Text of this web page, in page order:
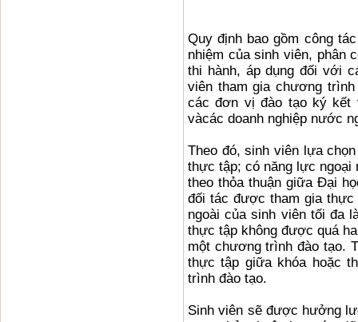
Quy định bao gồm công
nhiệm của sinh viên, phân
thi hành, áp dụng đối với
viên tham gia chương
các đơn vị đào tạo ký kết
vàcác doanh nghiệp nước
Theo đó, sinh viên lựa
thực tập; có năng lực
theo thỏa thuận giữa Đại
đối tác được tham gia
ngoài của sinh viên tối đa
thực tập không được quá
một chương trình đào tạo.
thực tập giữa khóa hoặc
trình đào tạo.
Sinh viên sẽ được hưởng